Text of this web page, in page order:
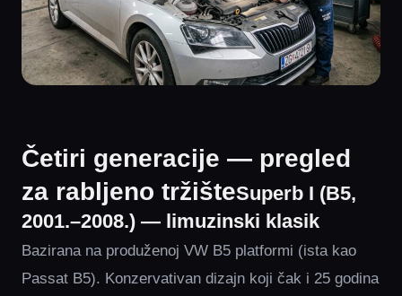
Četiri generacije — pregled
za rabljeno tržišteSuperb I (B5,
2001.–2008.) — limuzinski klasik
Bazirana na produženoj VW B5 platformi (ista kao
Passat B5). Konzervativan dizajn koji čak i 25 godina